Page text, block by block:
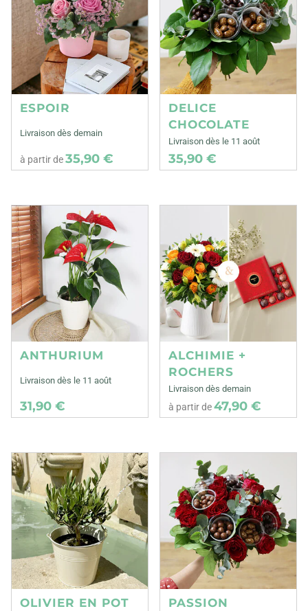
ESPOIR
Livraison dès demain
à partir de35,90 €
DELICE
CHOCOLATE
Livraison dès le 11 août
35,90 €
ANTHURIUM
Livraison dès le 11 août
31,90 €
ALCHIMIE +
ROCHERS
Livraison dès demain
à partir de47,90 €
OLIVIER EN POT
PASSION